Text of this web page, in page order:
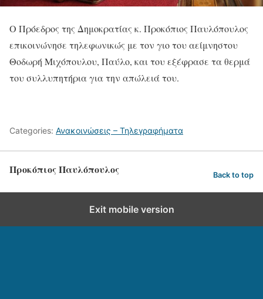
Ο Πρόεδρος της Δημοκρατίας κ. Προκόπιος Παυλόπουλος
επικοινώνησε τηλεφωνικώς με τον γιο του αείμνηστου
Θοδωρή Μιχόπουλου, Παύλο, και του εξέφρασε τα θερμά
του συλλυπητήρια για την απώλειά του.
Categories: Ανακοινώσεις – Τηλεγραφήματα
Προκόπιος Παυλόπουλος Back to top
Exit mobile version